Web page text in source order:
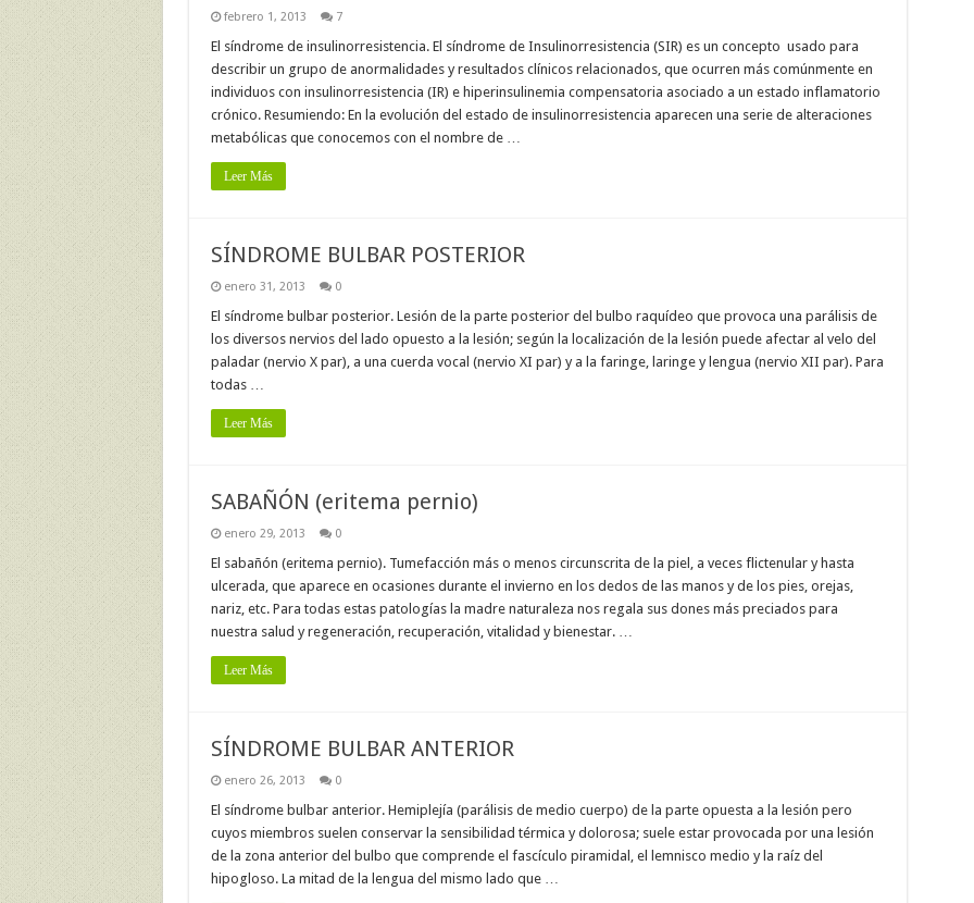
febrero 1, 2013 7
El síndrome de insulinorresistencia. El síndrome de Insulinorresistencia (SIR) es un concepto usado para
describir un grupo de anormalidades y resultados clínicos relacionados, que ocurren más comúnmente en
individuos con insulinorresistencia (IR) e hiperinsulinemia compensatoria asociado a un estado inflamatorio
crónico. Resumiendo: En la evolución del estado de insulinorresistencia aparecen una serie de alteraciones
metabólicas que conocemos con el nombre de …
Leer Más
SÍNDROME BULBAR POSTERIOR
enero 31, 2013 0
El síndrome bulbar posterior. Lesión de la parte posterior del bulbo raquídeo que provoca una parálisis de
los diversos nervios del lado opuesto a la lesión; según la localización de la lesión puede afectar al velo del
paladar (nervio X par), a una cuerda vocal (nervio XI par) y a la faringe, laringe y lengua (nervio XII par). Para
todas …
Leer Más
SABAÑÓN (eritema pernio)
enero 29, 2013 0
El sabañón (eritema pernio). Tumefacción más o menos circunscrita de la piel, a veces flictenular y hasta
ulcerada, que aparece en ocasiones durante el invierno en los dedos de las manos y de los pies, orejas,
nariz, etc. Para todas estas patologías la madre naturaleza nos regala sus dones más preciados para
nuestra salud y regeneración, recuperación, vitalidad y bienestar. …
Leer Más
SÍNDROME BULBAR ANTERIOR
enero 26, 2013 0
El síndrome bulbar anterior. Hemiplejía (parálisis de medio cuerpo) de la parte opuesta a la lesión pero
cuyos miembros suelen conservar la sensibilidad térmica y dolorosa; suele estar provocada por una lesión
de la zona anterior del bulbo que comprende el fascículo piramidal, el lemnisco medio y la raíz del
hipogloso. La mitad de la lengua del mismo lado que …